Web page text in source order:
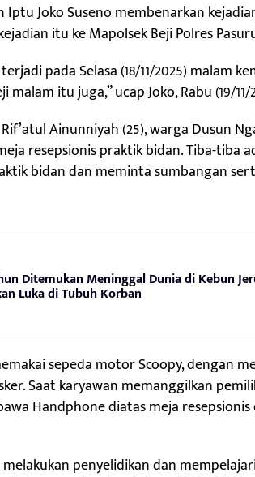
Iptu Joko Suseno membenarkan
itu ke Mapolsek Beji Polres
pada Selasa (18/11/2025) malam
itu juga,” ucap Joko, Rabu (19/11/
Ainunniyah (25), warga Dusun
resepsionis praktik bidan. Tiba-tiba
bidan dan meminta sumbangan
Ditemukan Meninggal Dunia di Kebun
Luka di Tubuh Korban
sepeda motor Scoopy, dengan
Saat karyawan memanggilkan
Handphone diatas meja resepsionis
penyelidikan dan